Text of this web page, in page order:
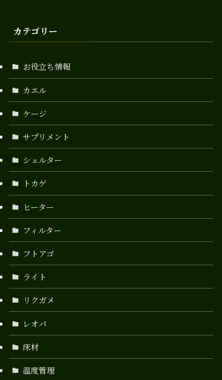
カテゴリー
お役立ち情報
カエル
ケージ
サプリメント
シェルター
トカゲ
ヒーター
フィルター
フトアゴ
ライト
リクガメ
レオパ
床材
温度管理